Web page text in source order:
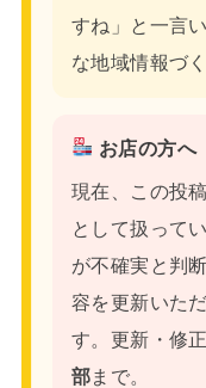
すね」と一言
な地域情報づ
お店の方へ
現在、この投
として扱って
が不確実と判
容を更新いた
す。更新・修
部まで。